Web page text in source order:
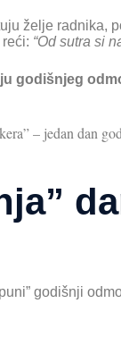
želje radnika,
“Od sutra si
godišnjeg
– jedan dan
godišnji